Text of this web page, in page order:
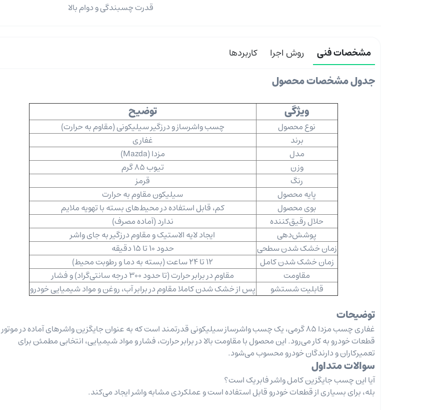
قدرت چسبندگی و دوام بالا
مشخصات فنی روش اجرا کاربردها
جدول مشخصات محصول
ویژگی
توضیح
نوع محصول
چسب واشرساز و درزگیر سیلیکونی (مقاوم به حرارت)
برند
غفاری
مدل
مزدا (Mazda)
وزن
تیوب 85 گرم
رنگ
قرمز
پایه محصول
سیلیکون مقاوم به حرارت
بوی محصول
کم، قابل استفاده در محیط‌های بسته با تهویه ملایم
حلال رقیق‌کننده
ندارد (آماده مصرف)
پوشش‌دهی
ایجاد لایه الاستیک و مقاوم درزگیر به جای واشر
زمان خشک شدن سطحی
حدود 10 تا 15 دقیقه
زمان خشک شدن کامل
12 تا 24 ساعت (بسته به دما و رطوبت محیط)
مقاومت
مقاوم در برابر حرارت (تا حدود 300 درجه سانتی‌گراد) و فشار
قابلیت شستشو
پس از خشک شدن کاملا مقاوم در برابر آب، روغن و مواد شیمیایی خودرو
توضیحات
غفاری چسب مزدا 85 گرمی، یک چسب واشرساز سیلیکونی قدرتمند است که به عنوان جایگزین واشرهای آماده در
قطعات خودرو به کار می‌رود. این محصول با مقاومت بالا در برابر حرارت، فشار و مواد شیمیایی، انتخابی مطمئن برای
تعمیرکاران و دارندگان خودرو محسوب می‌شود.
سوالات متداول
آیا این چسب جایگزین کامل واشر فابریک است؟
بله، برای بسیاری از قطعات خودرو قابل استفاده است و عملکردی مشابه واشر ایجاد می‌کند.